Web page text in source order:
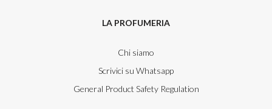
LA PROFUMERIA
Chi siamo
Scrivici su Whatsapp
General Product Safety Regulation